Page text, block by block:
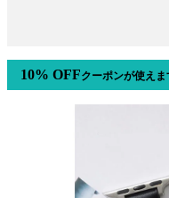
10% OFFクーポンが使えま